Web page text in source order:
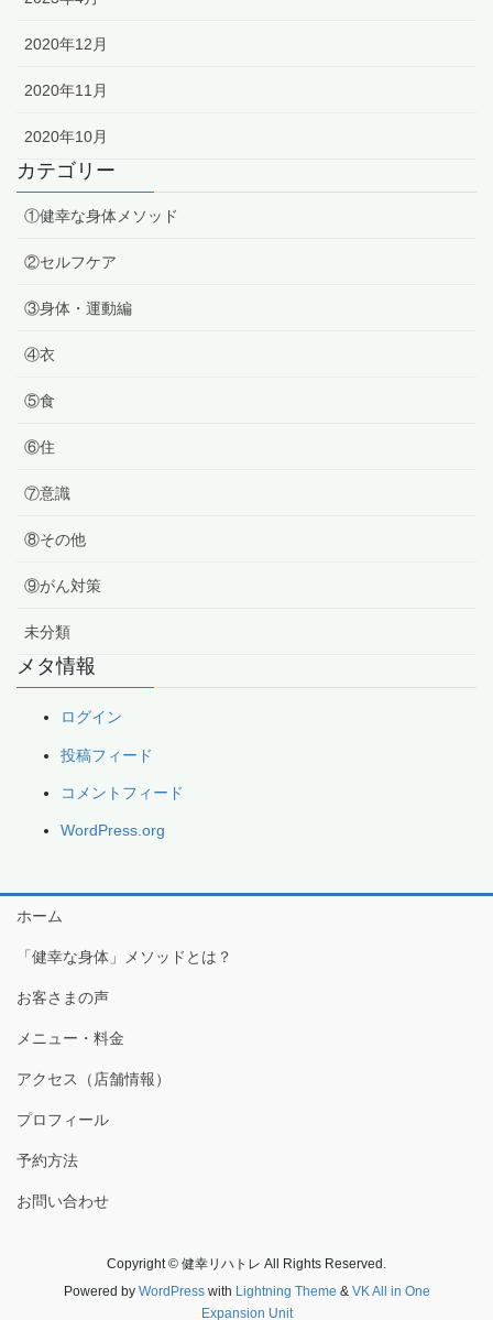
2020年12月
2020年11月
2020年10月
カテゴリー
①健幸な身体メソッド
②セルフケア
③身体・運動編
④衣
⑤食
⑥住
⑦意識
⑧その他
⑨がん対策
未分類
メタ情報
ログイン
投稿フィード
コメントフィード
WordPress.org
ホーム
「健幸な身体」メソッドとは？
お客さまの声
メニュー・料金
アクセス（店舗情報）
プロフィール
予約方法
お問い合わせ
Copyright © 健幸リハトレ All Rights Reserved.
Powered by WordPresswith Lightning Theme & VK All in One
Expansion Unit